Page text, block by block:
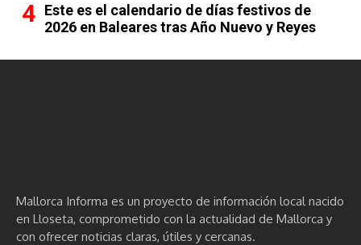
Este es el calendario de días festivos de
2026 en Baleares tras Año Nuevo y Reyes
Mallorca Informa es un proyecto de información local nacido
en Lloseta, comprometido con la actualidad de Mallorca y
con ofrecer noticias claras, útiles y cercanas.